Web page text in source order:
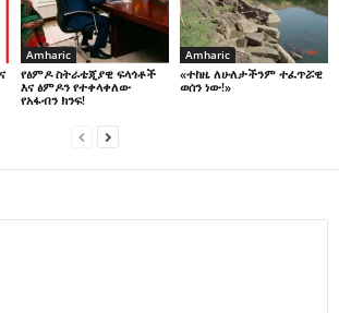
Amharic
የፅምዶ ስትራቴጂያዊ ፍላጎቶች
እና ፅምዶን የተቀላቀለው
የአፋብን ክንፍ!
Amharic
«ተከዜ ለሁለታችንም ተፈጥሯዊ
ወሰን ነው!»